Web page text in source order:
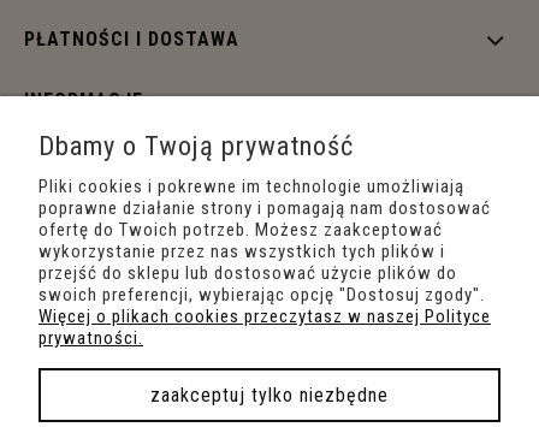
PŁATNOŚCI I DOSTAWA
INFORMACJE
O NAS
pokaż pełną wersję strony
Dbamy o Twoją prywatność
Pliki cookies i pokrewne im technologie umożliwiają
poprawne działanie strony i pomagają nam dostosować
ofertę do Twoich potrzeb. Możesz zaakceptować
wykorzystanie przez nas wszystkich tych plików i
przejść do sklepu lub dostosować użycie plików do
swoich preferencji, wybierając opcję "Dostosuj zgody".
Więcej o plikach cookies przeczytasz w naszej Polityce
prywatności.
zaakceptuj tylko niezbędne